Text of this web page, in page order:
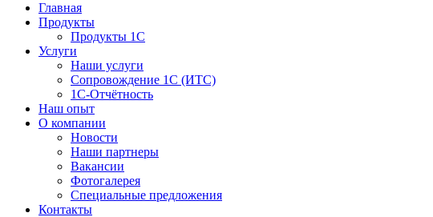
Главная
Продукты
Продукты 1С
Услуги
Наши услуги
Сопровождение 1С (ИТС)
1С-Отчётность
Наш опыт
О компании
Новости
Наши партнеры
Вакансии
Фотогалерея
Специальные предложения
Контакты